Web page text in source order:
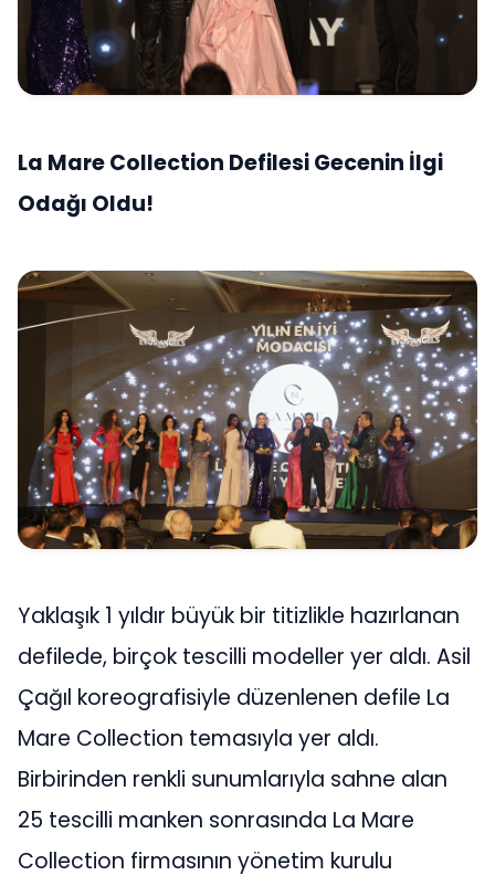
La Mare Collection Defilesi Gecenin İlgi
Odağı Oldu!
Yaklaşık 1 yıldır büyük bir titizlikle hazırlanan
defilede, birçok tescilli modeller yer aldı. Asil
Çağıl koreografisiyle düzenlenen defile La
Mare Collection temasıyla yer aldı.
Birbirinden renkli sunumlarıyla sahne alan
25 tescilli manken sonrasında La Mare
Collection firmasının yönetim kurulu